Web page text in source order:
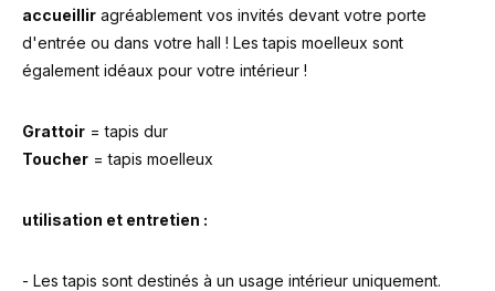
accueillir agréablement vos invités devant votre porte
d'entrée ou dans votre hall ! Les tapis moelleux sont
également idéaux pour votre intérieur !
Grattoir = tapis dur
Toucher = tapis moelleux
utilisation et entretien :
- Les tapis sont destinés à un usage intérieur uniquement.